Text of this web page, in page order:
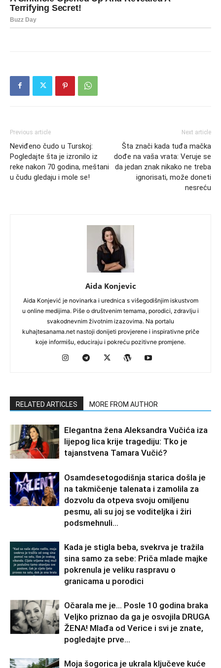
Previous article
Neviđeno čudo u Turskoj:
Pogledajte šta je izronilo iz
reke nakon 70 godina, meštani
u čudu gledaju i mole se!
Next article
Šta znači kada tuđa mačka
dođe na vaša vrata: Veruje se
da jedan znak nikako ne treba
ignorisati, može doneti
nesreću
Aida Konjevic
Aida Konjević je novinarka i urednica s višegodišnjim iskustvom
u online medijima. Piše o društvenim temama, porodici, zdravlju i
svakodnevnim životnim izazovima. Na portalu
kuhajtesanama.net nastoji donijeti provjerene i inspirativne priče
koje informišu, educiraju i pokreću pozitivne promjene.
RELATED ARTICLES MORE FROM AUTHOR
Elegantna žena Aleksandra Vučića iza
lijepog lica krije tragediju: Tko je
tajanstvena Tamara Vučić?
Osamdesetogodišnja starica došla je
na takmičenje talenata i zamolila za
dozvolu da otpeva svoju omiljenu
pesmu, ali su joj se voditeljka i žiri
podsmehnuli...
Kada je stigla beba, svekrva je tražila
sina samo za sebe: Priča mlade majke
pokrenula je veliku raspravu o
granicama u porodici
Očarala me je… Posle 10 godina braka
Veljko priznao da ga je osvojila DRUGA
ŽENA! Mlađa od Verice i svi je znate,
pogledajte prve...
Moja šogorica je ukrala ključeve kuće